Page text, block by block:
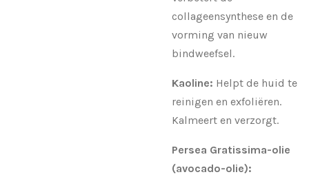
collageensynthese en de
vorming van nieuw
bindweefsel.
Kaoline: Helpt de huid te
reinigen en exfoliëren.
Kalmeert en verzorgt.
Persea Gratissima-olie
(avocado-olie):